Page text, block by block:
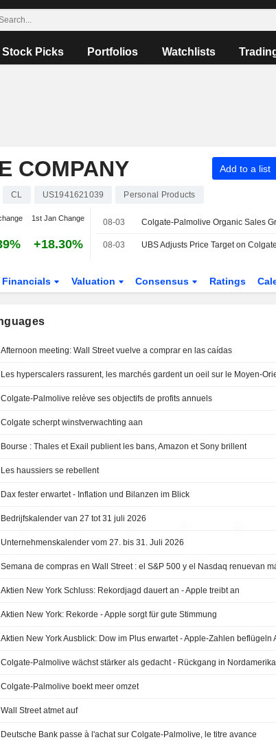
Stock Picks Portfolios Watchlists
COMPANY Add to a list
CL US1941621039 Personal Products
1st Jan Change
+18.30%
08-03
08-03
Financials Valuation Consensus Ratings
Afternoon meeting: Wall Street vuelve a comprar en las caídas
Les hyperscalers rassurent, les marchés gardent un oeil sur le Moyen-
Colgate-Palmolive relève ses objectifs de profits annuels
Colgate scherpt winstverwachting aan
Bourse : Thales et Exail publient les bans, Amazon et Sony brillent
Les haussiers se rebellent
Dax fester erwartet - Inflation und Bilanzen im Blick
Bedrijfskalender van 27 tot 31 juli 2026
Unternehmenskalender vom 27. bis 31. Juli 2026
Semana de compras en Wall Street : el S&P 500 y el Nasdaq renuevan
Aktien New York Schluss: Rekordjagd dauert an - Apple treibt an
Aktien New York: Rekorde - Apple sorgt für gute Stimmung
Aktien New York Ausblick: Dow im Plus erwartet - Apple-Zahlen beflügeln
Colgate-Palmolive wächst stärker als gedacht - Rückgang in Nordamerika
Colgate-Palmolive boekt meer omzet
Wall Street atmet auf
Deutsche Bank passe à l'achat sur Colgate-Palmolive, le titre avance